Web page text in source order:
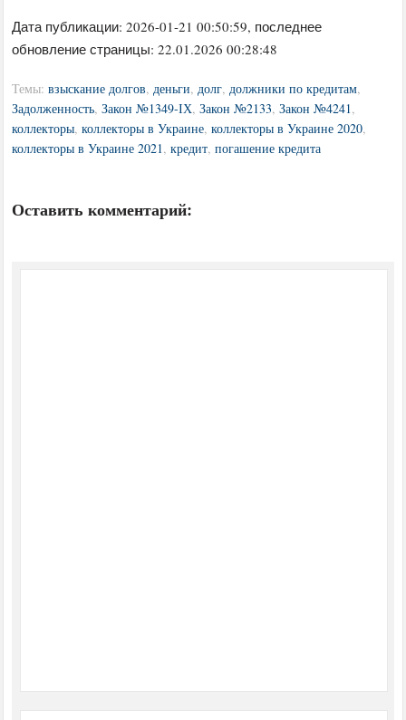
Дата публикации:2026-01-21 00:50:59, последнее
обновление страницы: 22.01.2026 00:28:48
Темы:взыскание долгов,деньги,долг,должники по кредитам,
Задолженность,Закон №1349-ІХ,Закон №2133,Закон №4241,
коллекторы,коллекторы в Украине,коллекторы в Украине 2020,
коллекторы в Украине 2021,кредит,погашение кредита
Оставить комментарий: